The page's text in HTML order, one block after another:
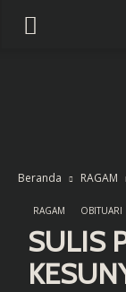
Beranda RAGAM
RAGAM OBITUARI
SULIS